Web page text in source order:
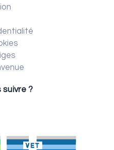
suivre ?